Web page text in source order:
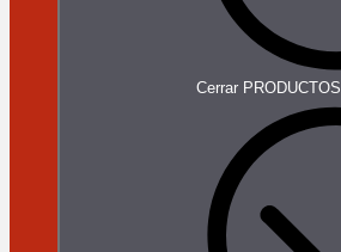
Cerrar PRODUCTOS